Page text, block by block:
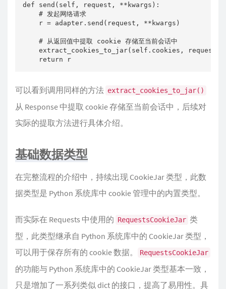
def send(self, request, **kwargs):
    # 发起网络请求
    r = adapter.send(request, **kwargs)
    # 从返回值中提取 cookie 存储至当前会话中
extract_cookies_to_jar(self.cookies, request,
    return r
可以看到调用同样的方法 extract_cookies_to_jar()
从 Response 中提取 cookie 存储至当前会话中，后续对
实际的提取方法进行具体介绍。
基础数据类型
在完整流程的介绍中，持续出现 CookieJar 类型，此数
据类型是 Python 系统库中 cookie 管理中的内置类型。
而实际在 Requests 中使用的 RequestsCookieJar 类
型，此类型继承自 Python 系统库中的 CookieJar 类型，
可以用于保存所有的 cookie 数据。
RequestsCookieJar
的功能与 Python 系统库中的 CookieJar 类型基本一致，
只是增加了一系列类似 dict 的接口，提高了易用性。具